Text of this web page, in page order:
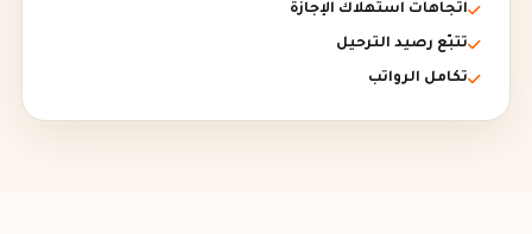
اتجاهات استهلاك الإجازة
تتبّع رصيد الترحيل
تكامل الرواتب